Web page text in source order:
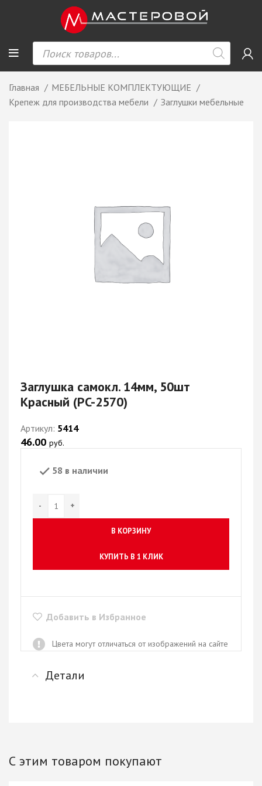
Главная
МЕБЕЛЬНЫЕ КОМПЛЕКТУЮЩИЕ
Крепеж для производства мебели
Заглушки мебельные
Заглушка самокл. 14мм, 50шт
Красный (PC-2570)
Артикул: 5414
46.00 руб.
58 в наличии
В КОРЗИНУ
КУПИТЬ В 1 КЛИК
Добавить в Избранное
Цвета могут отличаться от изображений на сайте
Детали
С этим товаром покупают